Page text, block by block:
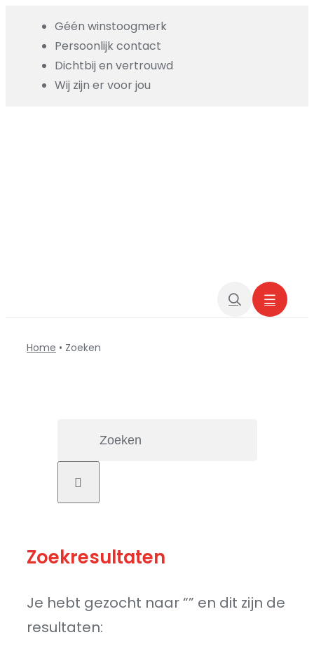
content
Géén winstoogmerk
Persoonlijk contact
Dichtbij en vertrouwd
Wij zijn er voor jou
Home • Zoeken
Zoekresultaten
Je hebt gezocht naar “” en dit zijn de
resultaten: